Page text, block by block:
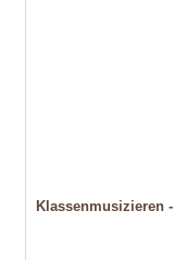
Klassenmusizieren